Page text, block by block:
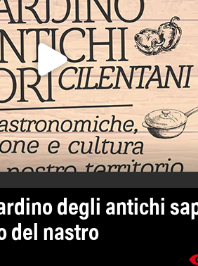
degli antichi
del nastro